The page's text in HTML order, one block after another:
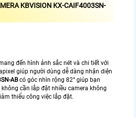
KBVISION KX-CAIF4003SN-
đến hình ảnh sắc nét và chi tiết với
giúp người dùng dễ dàng nhận diện
ABcó góc nhìn rộng 82° giúp bạn
cần lắp đặt nhiều camera không
thiểu công việc lắp đặt.